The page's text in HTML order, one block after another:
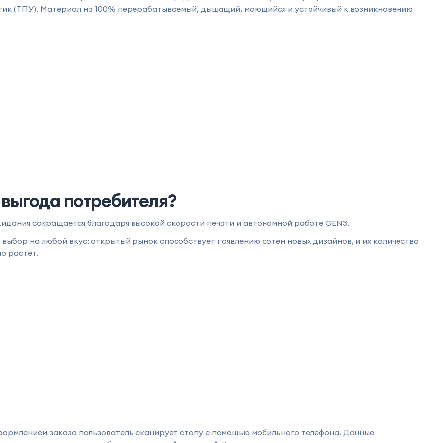
(ТПУ). Материал на 100% перерабатываемый, дышащий, моющийся и устойчивый к возникновению
потребителя?
сокращается благодаря высокой скорости печати и автономной работе GEN3.
на любой вкус: открытый рынок способствует появлению сотен новых дизайнов, и их количество
растет.
заказа пользователь сканирует стопу с помощью мобильного телефона. Данные